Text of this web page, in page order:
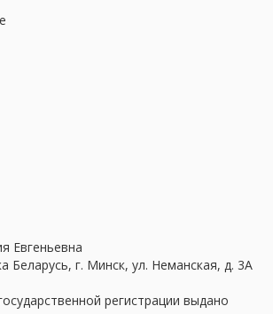
Евгеньевна
Беларусь, г. Минск, ул. Неманская, д. 3А
регистрации выдано